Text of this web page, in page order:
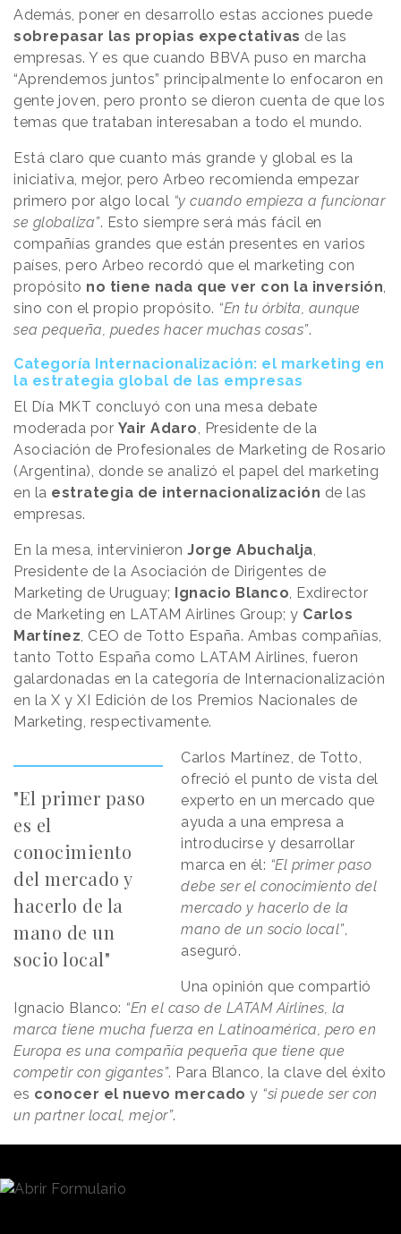
Además, poner en desarrollo estas acciones puede
sobrepasar las propias expectativas de las
empresas. Y es que cuando BBVA puso en marcha
“Aprendemos juntos” principalmente lo enfocaron en
gente joven, pero pronto se dieron cuenta de que los
temas que trataban interesaban a todo el mundo.
Está claro que cuanto más grande y global es la
iniciativa, mejor, pero Arbeo recomienda empezar
primero por algo local “y cuando empieza a funcionar
se globaliza”. Esto siempre será más fácil en
compañías grandes que están presentes en varios
países, pero Arbeo recordó que el marketing con
propósito no tiene nada que ver con la inversión,
sino con el propio propósito. “En tu órbita, aunque
sea pequeña, puedes hacer muchas cosas”.
Categoría Internacionalización: el marketing en
la estrategia global de las empresas
El Día MKT concluyó con una mesa debate
moderada por Yair Adaro, Presidente de la
Asociación de Profesionales de Marketing de Rosario
(Argentina), donde se analizó el papel del marketing
en la estrategia de internacionalización de las
empresas.
En la mesa, intervinieron Jorge Abuchalja,
Presidente de la Asociación de Dirigentes de
Marketing de Uruguay;
Ignacio Blanco, Exdirector
de Marketing en LATAM Airlines Group; y Carlos
Martínez, CEO de Totto España. Ambas compañías,
tanto Totto España como LATAM Airlines, fueron
galardonadas en la categoría de Internacionalización
en la X y XI Edición de los Premios Nacionales de
Marketing, respectivamente.
"El primer paso
es el
conocimiento
del mercado y
hacerlo de la
mano de un
socio local"
Carlos Martínez, de Totto,
ofreció el punto de vista del
experto en un mercado que
ayuda a una empresa a
introducirse y desarrollar
marca en él: “El primer paso
debe ser el conocimiento del
mercado y hacerlo de la
mano de un socio local”,
aseguró.
Una opinión que compartió
Ignacio Blanco: “En el caso de LATAM Airlines, la
marca tiene mucha fuerza en Latinoamérica, pero en
Europa es una compañía pequeña que tiene que
competir con gigantes”. Para Blanco, la clave del éxito
es conocer el nuevo mercado y “si puede ser con
un partner local, mejor”.
entrando en una nueva era en el que